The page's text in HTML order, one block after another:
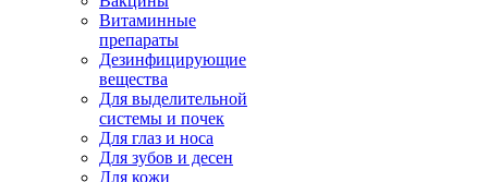
Витаминные
препараты
Дезинфицирующие
вещества
Для выделительной
системы и почек
Для глаз и носа
Для зубов и десен
Для кожи